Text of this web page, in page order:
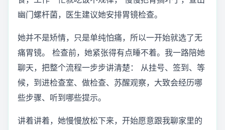
幽门螺杆菌，医生建议她安排胃镜检查。
她并不是矫情，只是单纯怕痛，所以一开始就选了无
痛胃镜。 检查前，她紧张得有点睡不着。我一路陪她
聊天，把整个流程一步步讲清楚： 从挂号、签到、等
候，到进检查室、做检查、苏醒观察，大致会经历哪
些步骤、听到哪些提示。
讲着讲着，她慢慢放松下来，开始愿意跟我聊家里的